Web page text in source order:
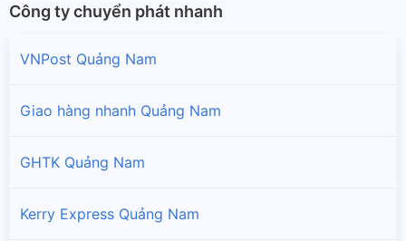
Các bưu cục và điểm nhận ViettelPost đơn hàng tại Hội An
Nam Giang
Giang
Nam Trà My
My
Công ty chuyển phát nhanh
VNPost Quảng Nam
Giao hàng nhanh Quảng Nam
GHTK Quảng Nam
Kerry Express Quảng Nam